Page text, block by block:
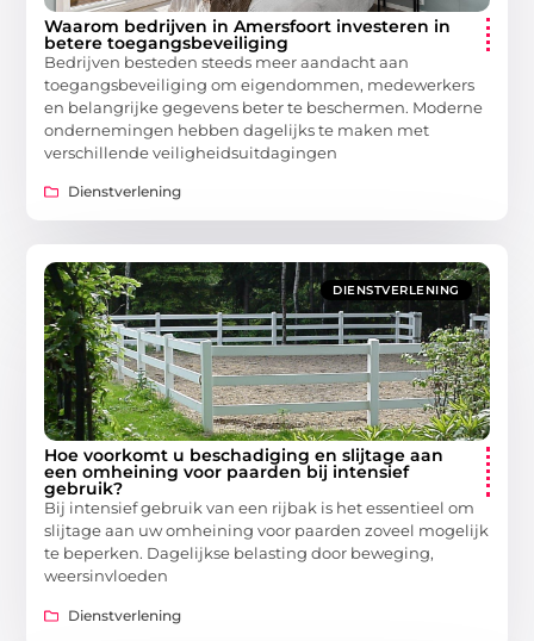
Waarom bedrijven in Amersfoort investeren in
betere toegangsbeveiliging
Bedrijven besteden steeds meer aandacht aan
toegangsbeveiliging om eigendommen, medewerkers
en belangrijke gegevens beter te beschermen. Moderne
ondernemingen hebben dagelijks te maken met
verschillende veiligheidsuitdagingen
Dienstverlening
DIENSTVERLENING
Hoe voorkomt u beschadiging en slijtage aan
een omheining voor paarden bij intensief
gebruik?
Bij intensief gebruik van een rijbak is het essentieel om
slijtage aan uw omheining voor paarden zoveel mogelijk
te beperken. Dagelijkse belasting door beweging,
weersinvloeden
Dienstverlening